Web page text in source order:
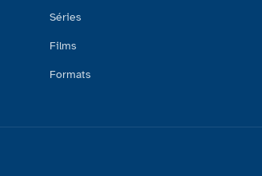
Séries
Films
Formats